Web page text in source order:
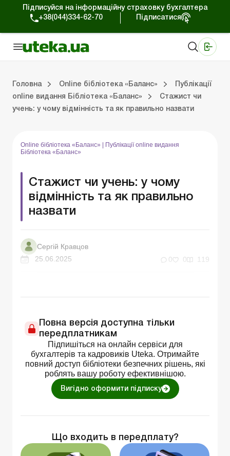
Підписуйся на інформаційну страховку бухгалтера
+38(044)334-62-70
Підписатися
Головна Online бібліотека «Баланс»
Публікації
online видання Бібліотека «Баланс»
Стажист чи
учень: у чому відмінність та як правильно назвати
Online бібліотека «Баланс»
Публікації online видання
Бібліотека «Баланс»
Стажист чи учень: у чому
відмінність та як правильно
назвати
Сергій Кравцов
25.06.2025
0 0 119
Повна версія доступна тільки
передплатникам
Підпишіться на онлайн сервіси для
бухгалтерів та кадровиків Uteka. Отримайте
повний доступ бібліотеки безпечних рішень, які
роблять вашу роботу ефективнішою.
Вигідно оформити підписку
Що входить в передплату?